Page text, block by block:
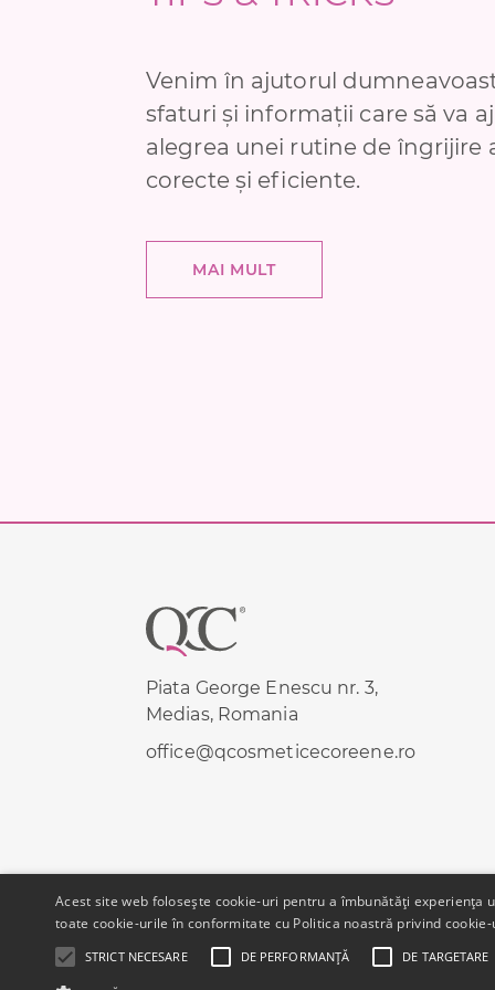
Venim în ajutorul
sfaturi și informații care să va
alegrea unei rutine de îngrijire
corecte și eficiente.
MAI MULT
Footer
Piata George Enescu nr. 3,
Medias, Romania
office@qcosmeticecoreene.ro
Acest site web folosește cookie-uri pentru a îmbunătăți
toate cookie-urile în conformitate cu Politica noastră privind
STRICT NECESARE DE PERFORMANȚĂ DE TARGETARE